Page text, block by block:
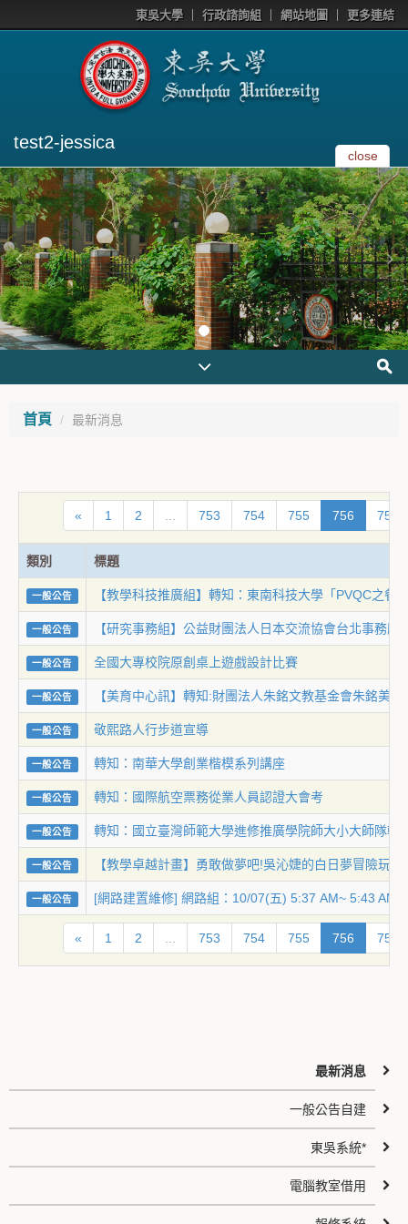
東吳大學 行政諮詢組 網站地圖 更多連結
test2-jessica
close
首頁 最新消息
« 1 2 753 754 755 756 757
類別 標題
一般公告 【教學科技推廣組】轉知：東南科技大學「PVQC之
一般公告 【研究事務組】公益財團法人日本交流協會台北事務
一般公告 全國大專校院原創桌上遊戲設計比賽
一般公告 【美育中心訊】轉知:財團法人朱銘文教基金會朱銘美
一般公告 敬熙路人行步道宣導
一般公告 轉知：南華大學創業楷模系列講座
一般公告 轉知：國際航空票務從業人員認證大會考
一般公告 轉知：國立臺灣師範大學進修推廣學院師大小大師隊輔
一般公告 【教學卓越計畫】勇敢做夢吧!吳沁婕的白日夢冒險玩
一般公告 [網路建置維修] 網路組：10/07(五) 5:37 AM~ 5:43 AM
« 1 2 753 754 755 756 757
最新消息
一般公告自建
東吳系統*
電腦教室借用